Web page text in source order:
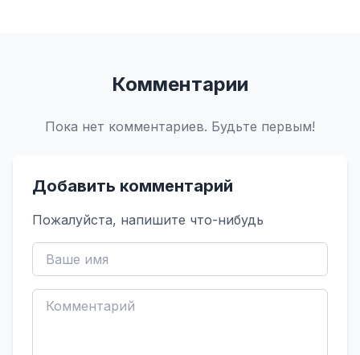
Комментарии
Пока нет комментариев. Будьте первым!
Добавить комментарий
Пожалуйста, напишите что-нибудь